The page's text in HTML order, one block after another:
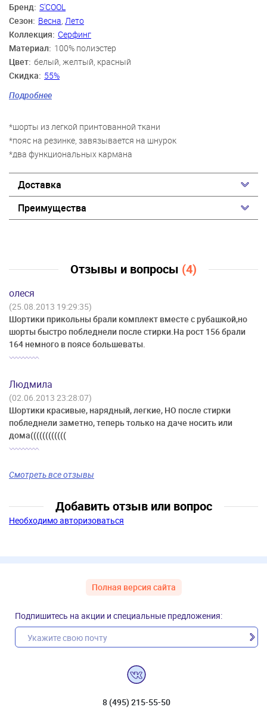
Бренд: S'COOL
Сезон: Весна, Лето
Коллекция: Серфинг
Материал: 100% полиэстер
Цвет: белый, желтый, красный
Скидка: 55%
Мальчики
Возраст: 9 лет, 10 лет, 11 лет, 12 лет, 13 лет
Подробнее
*шорты из легкой принтованной ткани
*пояс на резинке, завязывается на шнурок
*два функциональных кармана
Доставка
Преимущества
Отзывы и вопросы (4)
олеся
(25.08.2013 19:29:35)
Шортики прикольны брали комплект вместе с рубашкой,но
шорты быстро побледнели после стирки.На рост 156 брали
164 немного в поясе большеваты.
Людмила
(02.06.2013 23:28:07)
Шортики красивые, нарядный, легкие, НО после стирки
побледнели заметно, теперь только на даче носить или
дома((((((((((((
Смотреть все отзывы
Добавить отзыв или вопрос
Необходимо авторизоваться
Полная версия сайта
Подпишитесь на акции и специальные предложения:
8 (495) 215-55-50